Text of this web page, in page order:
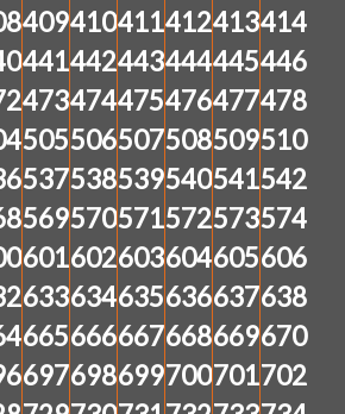
409410411412413414
441442443444445446
473474475476477478
505506507508509510
537538539540541542
569570571572573574
601602603604605606
633634635636637638
665666667668669670
697698699700701702